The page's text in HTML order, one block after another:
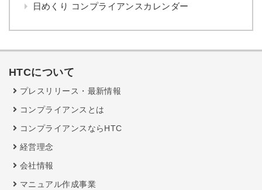
日めくり コンプライアンスカレンダー
HTCについて
プレスリリース・最新情報
コンプライアンスとは
コンプライアンスならHTC
経営理念
会社情報
マニュアル作成事業